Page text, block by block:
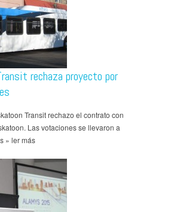
rechaza proyecto por
Transit rechazo el contrato con
Las votaciones se llevaron a
» ler más